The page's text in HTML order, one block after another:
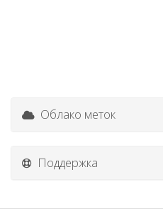
Облако меток
Поддержка